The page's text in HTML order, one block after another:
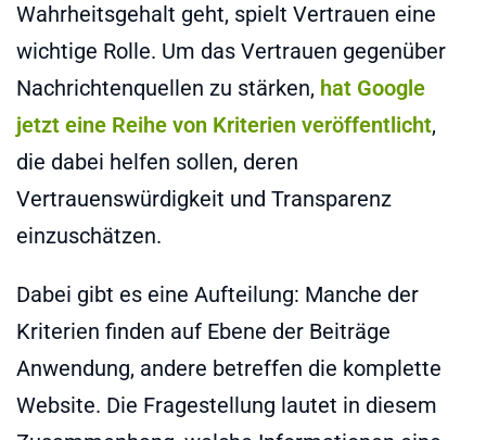
Wahrheitsgehalt geht, spielt Vertrauen eine
wichtige Rolle. Um das Vertrauen gegenüber
Nachrichtenquellen zu stärken, hat Google
jetzt eine Reihe von Kriterien veröffentlicht,
die dabei helfen sollen, deren
Vertrauenswürdigkeit und Transparenz
einzuschätzen.
Dabei gibt es eine Aufteilung: Manche der
Kriterien finden auf Ebene der Beiträge
Anwendung, andere betreffen die komplette
Website. Die Fragestellung lautet in diesem